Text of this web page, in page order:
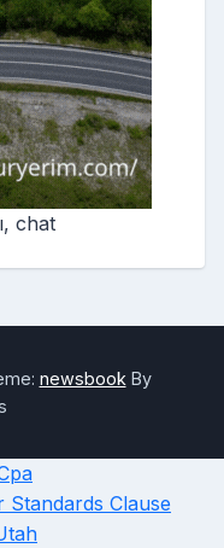
chat
newsbook By
Clause